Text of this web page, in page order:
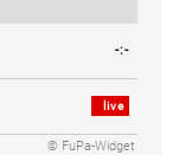
-:-
live
© FuPa-Widget